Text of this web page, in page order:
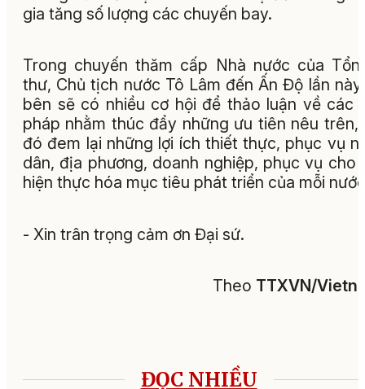
gia tăng số lượng các chuyến bay.
Trong chuyến thăm cấp Nhà nước của
thư, Chủ tịch nước Tô Lâm đến Ấn Độ lần
bên sẽ có nhiều cơ hội để thảo luận về các
pháp nhằm thúc đẩy những ưu tiên nêu trên,
đó đem lại những lợi ích thiết thực, phục vụ
dân, địa phương, doanh nghiệp, phục vụ cho
hiện thực hóa mục tiêu phát triển của mỗi
- Xin trân trọng cảm ơn Đại sứ.
Theo TTXVN/
ĐỌC NHIỀU